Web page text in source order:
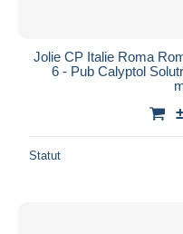
Jolie CP Italie Roma
6 - Pub Calyptol
Statut